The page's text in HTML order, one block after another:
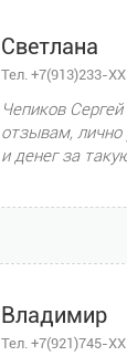
Светлана
Тел. +7(913)233-
Чепиков
отзывам, лично
и денег за
Владимир
Тел. +7(921)745-